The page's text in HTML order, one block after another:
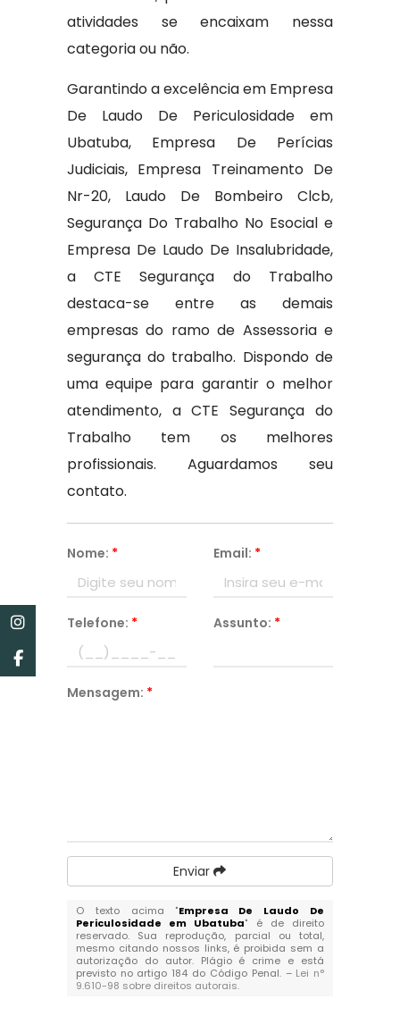
atividades se encaixam nessa
categoria ou não.
Garantindo a excelência em Empresa
De Laudo De Periculosidade em
Ubatuba, Empresa De Perícias
Judiciais, Empresa Treinamento De
Nr-20, Laudo De Bombeiro Clcb,
Segurança Do Trabalho No Esocial e
Empresa De Laudo De Insalubridade,
a CTE Segurança do Trabalho
destaca-se entre as demais
empresas do ramo de Assessoria e
segurança do trabalho. Dispondo de
uma equipe para garantir o melhor
atendimento, a CTE Segurança do
Trabalho tem os melhores
profissionais. Aguardamos seu
contato.
Nome: * Email: *
Telefone: * Assunto: *
Mensagem: *
Enviar
O texto acima "Empresa De Laudo De
Periculosidade em Ubatuba" é de direito
reservado. Sua reprodução, parcial ou total,
mesmo citando nossos links, é proibida sem a
autorização do autor. Plágio é crime e está
previsto no artigo 184 do Código Penal. – Lei n°
9.610-98 sobre direitos autorais.